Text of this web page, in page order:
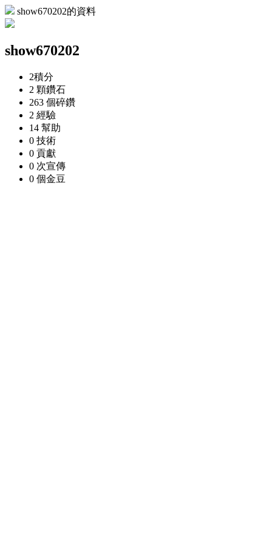
show670202的資料
show670202
2積分
2 顆鑽石
263 個碎鑽
2 經驗
14 幫助
0 技術
0 貢獻
0 次宣傳
0 個金豆